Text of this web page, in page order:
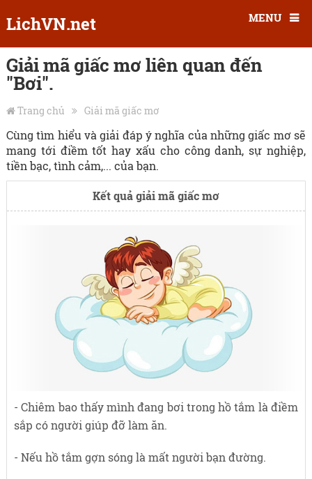
LichVN.net MENU
Giải mã giấc mơ liên quan đến
"Bơi".
Trang chủ Giải mã giấc mơ
Cùng tìm hiểu và giải đáp ý nghĩa của những giấc mơ sẽ
mang tới điềm tốt hay xấu cho công danh, sự nghiệp,
tiền bạc, tình cảm,... của bạn.
Kết quả giải mã giấc mơ
- Chiêm bao thấy mình đang bơi trong hồ tắm là điềm
sắp có người giúp đỡ làm ăn.
- Nếu hồ tắm gợn sóng là mất người bạn đường.